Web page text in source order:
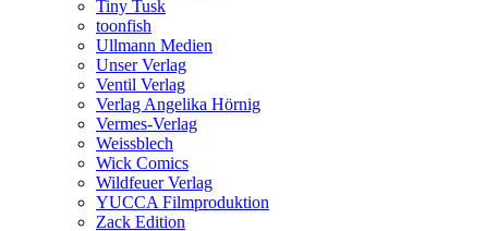
Tiny Tusk
toonfish
Ullmann Medien
Unser Verlag
Ventil Verlag
Verlag Angelika Hörnig
Vermes-Verlag
Weissblech
Wick Comics
Wildfeuer Verlag
YUCCA Filmproduktion
Zack Edition